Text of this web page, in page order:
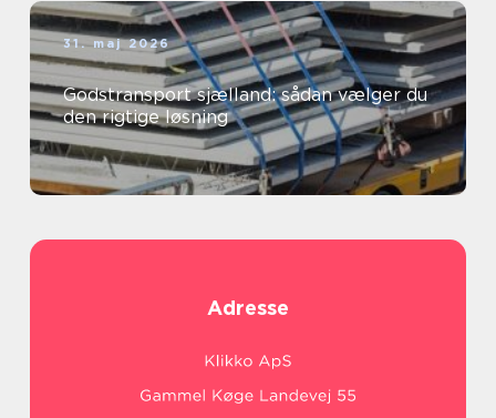
31. maj 2026
Godstransport sjælland: sådan vælger du
den rigtige løsning
Adresse